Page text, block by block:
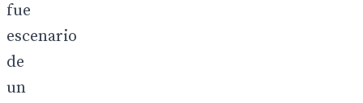
fue
escenario
de
un